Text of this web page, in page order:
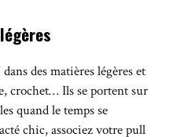
des matières légères et
crochet… Ils se portent sur
quand le temps se
chic, associez votre pull